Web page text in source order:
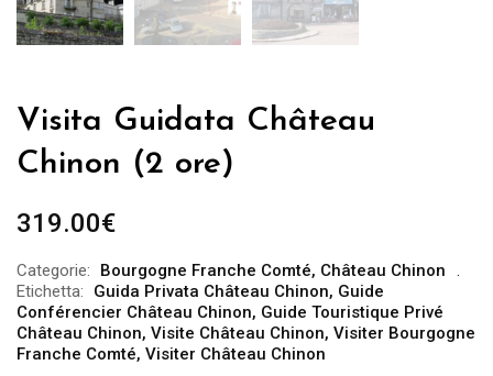
Visita Guidata Château
Chinon (2 ore)
319.00€
Categorie: Bourgogne Franche Comté, Château Chinon
Etichetta:
Guida Privata Château Chinon, Guide
Conférencier Château Chinon, Guide Touristique Privé
Château Chinon, Visite Château Chinon, Visiter Bourgogne
Franche Comté, Visiter Château Chinon